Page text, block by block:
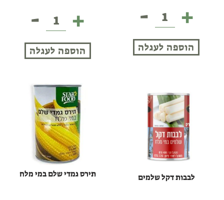
+
שימורי
שעועית
במי
מלח
-
הוספה לעגלה
+
נתחי
טונה
בשמן
זית-
-
הוספה לעגלה
לבבות דקל שלמים תירס גמדי שלם במי מלח